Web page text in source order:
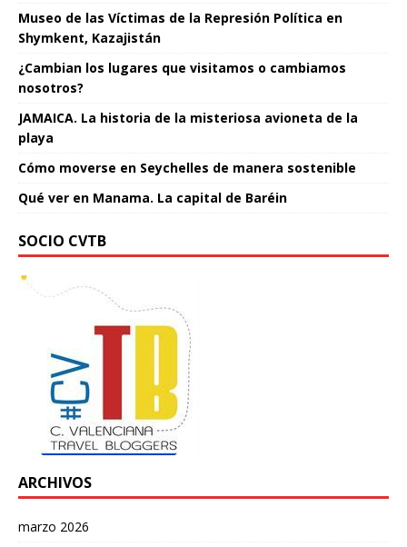
Museo de las Víctimas de la Represión Política en
Shymkent, Kazajistán
¿Cambian los lugares que visitamos o cambiamos
nosotros?
JAMAICA. La historia de la misteriosa avioneta de la
playa
Cómo moverse en Seychelles de manera sostenible
Qué ver en Manama. La capital de Baréin
SOCIO CVTB
ARCHIVOS
marzo 2026